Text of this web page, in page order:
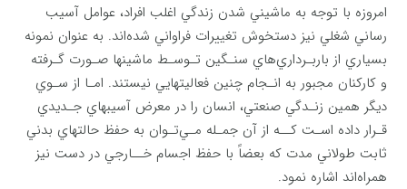
امروزه با توجه به ماشيني شدن زندگي اغلب افراد، عوامل آسيب
رساني شغلي نيز دستخوش تغييرات فراواني شده‌اند. به عنوان نمونه
بسياري از باربـرداري‌هاي سنـگين تـوسـط ماشينها صـورت گـرفته
و كاركنان مجبور به انـجام چنين فعاليتهايي نيستند. امـا از سـوي
ديگر همين زنـدگي صنعتي، انسان را در معرض آسيبهاي جـديدي
قـرار داده اسـت كــه از آن جمـله مـي‌تـوان به حفظ حالتهاي بدني
ثابت طولاني مدت كه بعضاً با حفظ اجسام خــارجي در دست نيز
همراه‌اند اشاره نمود.